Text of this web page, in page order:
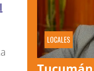
LOCALES